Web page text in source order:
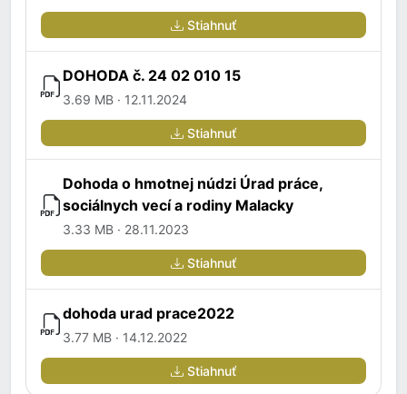
Stiahnuť
DOHODA č. 24 02 010 15
3.69 MB · 12.11.2024
Stiahnuť
Dohoda o hmotnej núdzi Úrad práce,
sociálnych vecí a rodiny Malacky
3.33 MB · 28.11.2023
Stiahnuť
dohoda urad prace2022
3.77 MB · 14.12.2022
Stiahnuť